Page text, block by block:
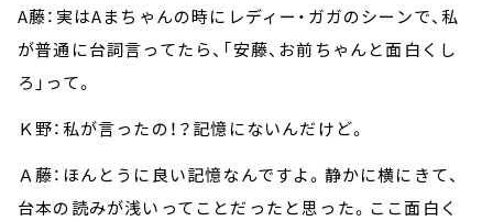
A藤：実はAまちゃんの時にレディー・ガガのシーンで、私
が普通に台詞言ってたら、「安藤、お前ちゃんと面白くし
ろ」って。
Ｋ野：私が言ったの！？記憶にないんだけど。
Ａ藤：ほんとうに良い記憶なんですよ。静かに横にきて、
台本の読みが浅いってことだったと思った。ここ面白く